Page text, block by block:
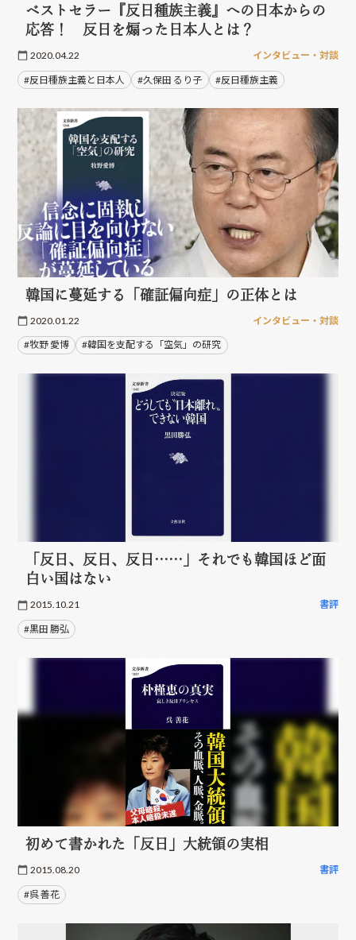
ベストセラー『反日種族主義』への日本からの
応答！ 反日を煽った日本人とは？
2020.04.22 インタビュー・対談
#反日種族主義と日本人 #久保田 るり子 #反日種族主義
韓国に蔓延する「確証偏向症」の正体とは
2020.01.22 インタビュー・対談
#牧野 愛博 #韓国を支配する「空気」の研究
「反日、反日、反日……」それでも韓国ほど面
白い国はない
2015.10.21 書評
#黒田 勝弘
初めて書かれた「反日」大統領の実相
2015.08.20 書評
#呉 善花